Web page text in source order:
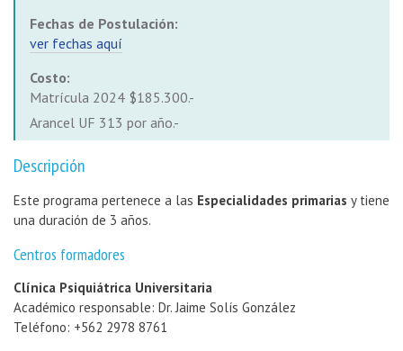
Fechas de Postulación:
ver fechas aquí
Costo:
Matrícula 2024 $185.300.-
Arancel UF 313 por año.-
Descripción
Este programa pertenece a las Especialidades primarias y tiene
una duración de 3 años.
Centros formadores
Clínica Psiquiátrica Universitaria
Académico responsable: Dr. Jaime Solís González
Teléfono: +562 2978 8761